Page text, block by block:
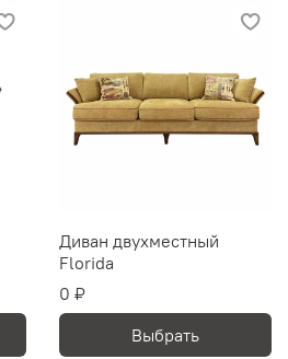
Диван двухместный
Florida
0 ₽
Выбрать